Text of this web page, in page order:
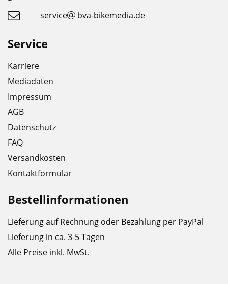
service
bva-bikemedia.de
Service
Karriere
Mediadaten
Impressum
AGB
Datenschutz
FAQ
Versandkosten
Kontaktformular
Bestellinformationen
Lieferung auf Rechnung oder Bezahlung per PayPal
Lieferung in ca. 3-5 Tagen
Alle Preise inkl. MwSt.